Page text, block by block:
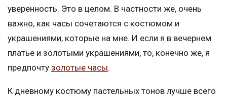
уверенность. Это в целом. В частности же, очень
важно, как часы сочетаются с костюмом и
украшениями, которые на мне. И если я в вечернем
платье и золотыми украшениями, то, конечно же, я
предпочту золотые часы.
К дневному костюму пастельных тонов лучше всего